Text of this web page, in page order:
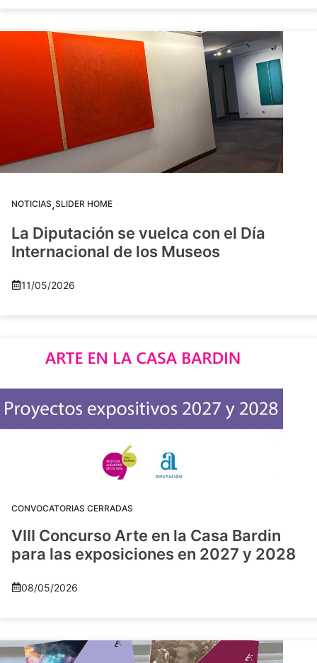
NOTICIAS,SLIDER HOME
La Diputación se vuelca con el Día
Internacional de los Museos
11/05/2026
CONVOCATORIAS CERRADAS
VIII Concurso Arte en la Casa Bardin
para las exposiciones en 2027 y 2028
08/05/2026